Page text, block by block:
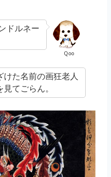
Qoo
ドルネー
けた名前の画狂老人
てごらん。